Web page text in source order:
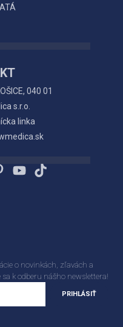
040 01
s.r.o.
linka
o novinkách, zľavách a
k odberu nášho newslettera!
PRIHLÁSIŤ